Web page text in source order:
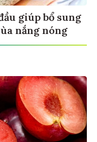
giúp bổ sung
nắng nóng